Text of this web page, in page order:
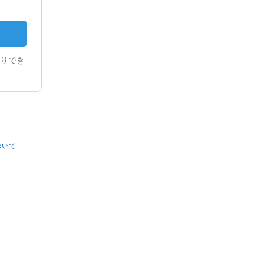
でき
て